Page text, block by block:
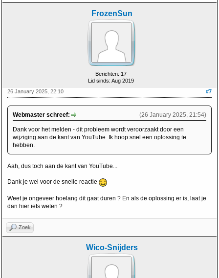
FrozenSun
Berichten: 17
Lid sinds: Aug 2019
#7
26 January 2025, 22:10
(26 January 2025, 21:54)
Webmaster schreef:
Dank voor het melden - dit probleem wordt veroorzaakt door een
wijziging aan de kant van YouTube. Ik hoop snel een oplossing te
hebben.
Aah, dus toch aan de kant van YouTube...
Dank je wel voor de snelle reactie
Weet je ongeveer hoelang dit gaat duren ? En als de oplossing er is, laat je
dan hier iets weten ?
Zoek
Wico-Snijders